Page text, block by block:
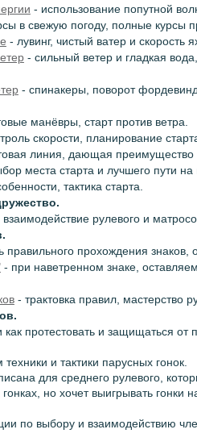
- использование попутной
в свежую погоду, полные курсы
- лувинг, чистый ватер и скорость
- сильный ветер и гладкая
- спинакеры, поворот
манёвры, старт против ветра.
скорости, планирование
линия, дающая преимущество
места старта и лучшего пути на
тактика старта.
рулевого и
правильного прохождения знаков,
- при наветренном знаке,
- трактовка правил, мастерство
как протестовать и защищаться от
и тактики парусных гонок.
для среднего рулевого,
но хочет выигрывать гонки
по выбору и взаимодействию